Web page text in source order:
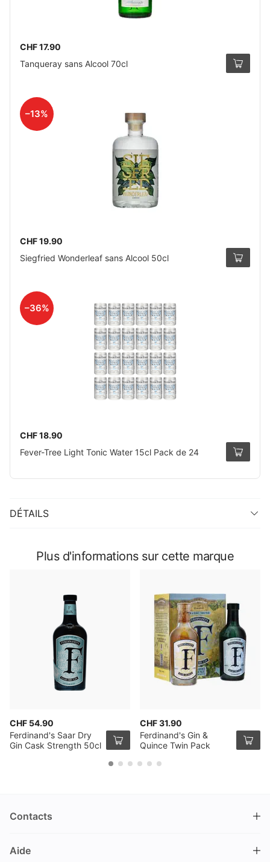
CHF 17.90
Tanqueray sans Alcool 70cl
–13%
CHF 19.90
Siegfried Wonderleaf sans Alcool 50cl
–36%
CHF 18.90
Fever-Tree Light Tonic Water 15cl Pack de 24
DÉTAILS
Plus d'informations sur cette marque
CHF 54.90
Ferdinand's Saar Dry
Gin Cask Strength 50cl
CHF 31.90
Ferdinand's Gin &
Quince Twin Pack
Contacts
Nüschelerstrasse 35
Aide